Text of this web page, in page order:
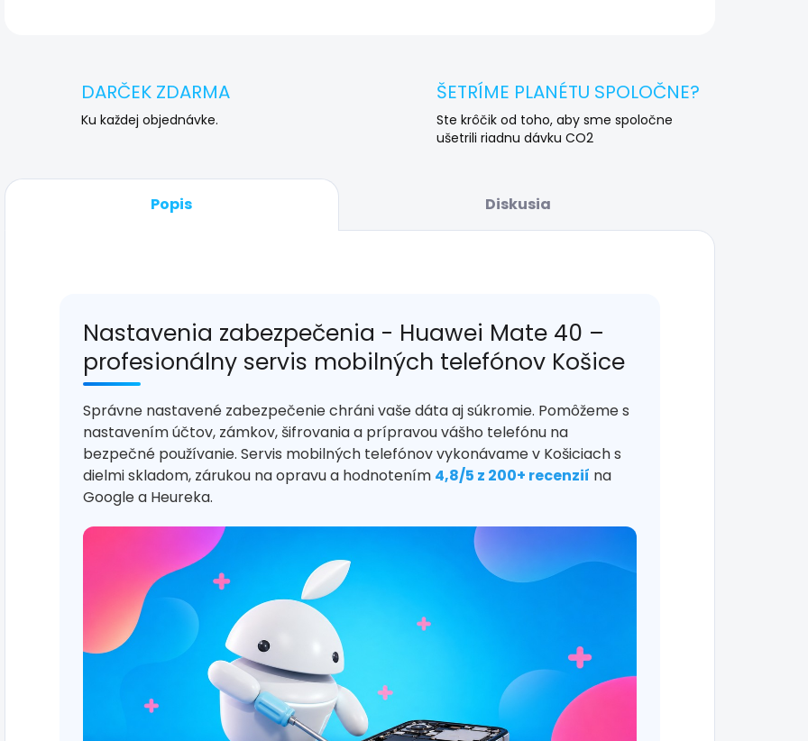
DARČEK ZDARMA
Ku každej objednávke.
ŠETRÍME PLANÉTU SPOLOČNE?
Ste krôčik od toho, aby sme spoločne
ušetrili riadnu dávku CO2
Popis Diskusia
Nastavenia zabezpečenia - Huawei Mate 40 –
profesionálny servis mobilných telefónov Košice
Správne nastavené zabezpečenie chráni vaše dáta aj súkromie. Pomôžeme s
nastavením účtov, zámkov, šifrovania a prípravou vášho telefónu na
bezpečné používanie. Servis mobilných telefónov vykonávame v Košiciach s
dielmi skladom, zárukou na opravu a hodnotením 4,8/5 z 200+ recenzií na
Google a Heureka.